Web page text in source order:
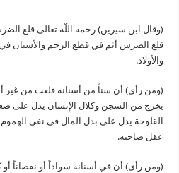
(وقال ابن سيرين) رحمه اللّه تعالى قلع
قلع الضرس أثم في قطع الرحم والأسنان في
والأولاد.
(ومن رأى) أن سناً من أسنانه قلعت من غير
يخرج من السجن وكلال الإنسان يدل على
القلوحة يدل على بذل المال في نفي
عقل صاحبه.
(ومن رأى) أن في أسنانه سواداً أو نقصاناً